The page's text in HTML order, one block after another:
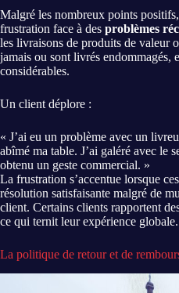
Malgré les nombreux points
frustration face à des problèmes
les livraisons de produits de valeur
jamais ou sont livrés endommagés,
considérables.
Un client déplore :
« J’ai eu un problème avec un
abîmé ma table. J’ai galéré avec le
obtenu un geste commercial. »
La frustration s’accentue lorsque
résolution satisfaisante malgré de
client. Certains clients rapportent
ce qui ternit leur expérience globale.
La politique de retour et de